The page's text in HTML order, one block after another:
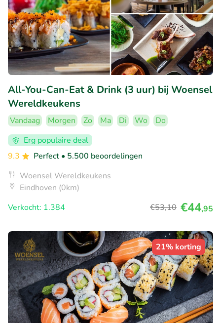
All-You-Can-Eat & Drink (3 uur) bij Woensel
Wereldkeukens
Vandaag Morgen Zo Ma Di Wo
Do
Erg populaire deal
9.3
Perfect • 5.500 beoordelingen
Woensel Wereldkeukens
Eindhoven (0km)
Verkocht: 1.384
€53,10 €44,95
21% korting